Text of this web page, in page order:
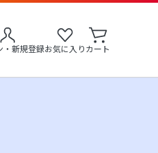
・新規登録お気に入り カート